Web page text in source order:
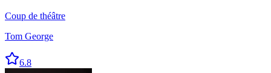
Coup de théâtre
Tom George
6.8